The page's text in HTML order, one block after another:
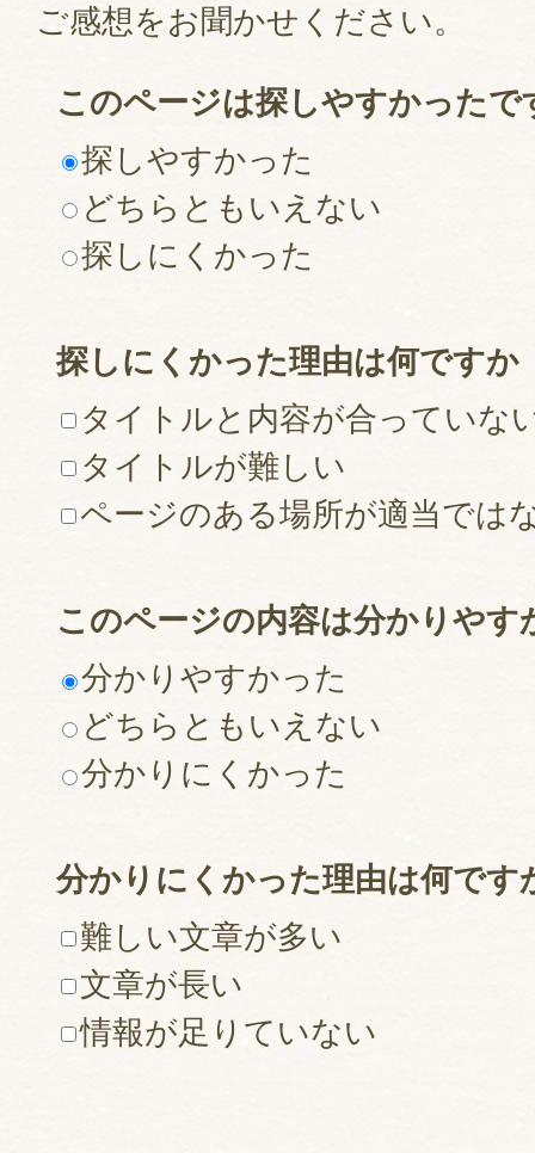
ご感想をお聞かせください。
このページは探しやすかったで
探しやすかった
どちらともいえない
探しにくかった
探しにくかった理由は何ですか
タイトルと内容が合っていな
タイトルが難しい
ページのある場所が適当では
このページの内容は分かりやす
分かりやすかった
どちらともいえない
分かりにくかった
分かりにくかった理由は何です
難しい文章が多い
文章が長い
情報が足りていない